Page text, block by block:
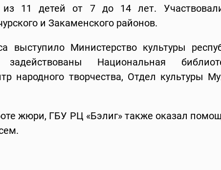
из 11 детей от 7 до 14 лет.
и Закаменского районов.
выступило Министерство культуры
Национальная
народного творчества, Отдел культуры
жюри, ГБУ РЦ «Бэлиг» также оказал